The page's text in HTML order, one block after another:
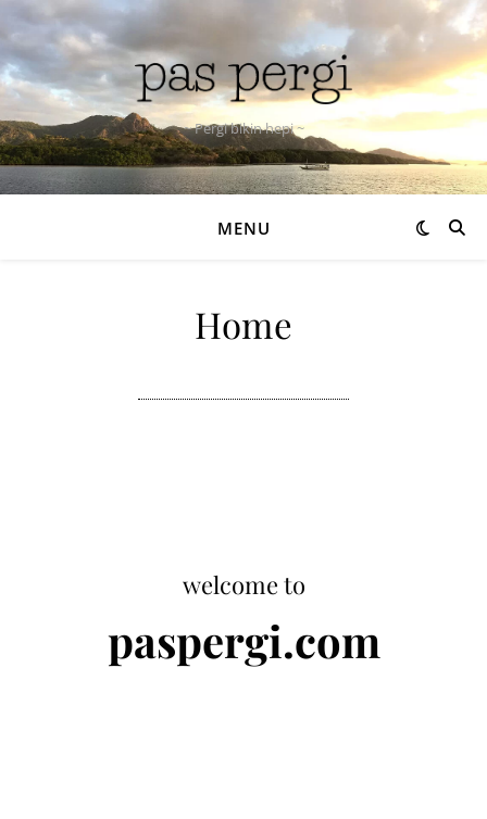
~ Pergi bikin hepi ~
MENU
Home
welcome to
paspergi.com